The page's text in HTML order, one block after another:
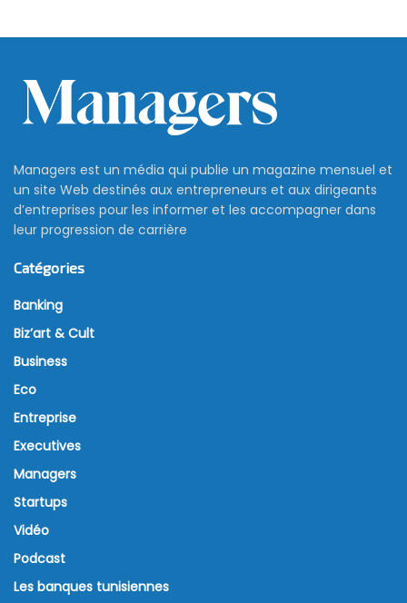
Managers est un média qui publie un magazine mensuel et
un site Web destinés aux entrepreneurs et aux dirigeants
d’entreprises pour les informer et les accompagner dans
leur progression de carrière
Catégories
Banking
Biz’art & Cult
Business
Eco
Entreprise
Executives
Managers
Startups
Vidéo
Podcast
Les banques tunisiennes